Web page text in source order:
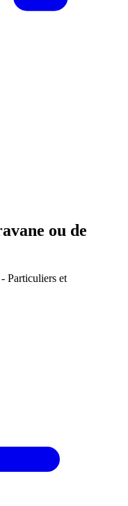
ou de
- Particuliers et